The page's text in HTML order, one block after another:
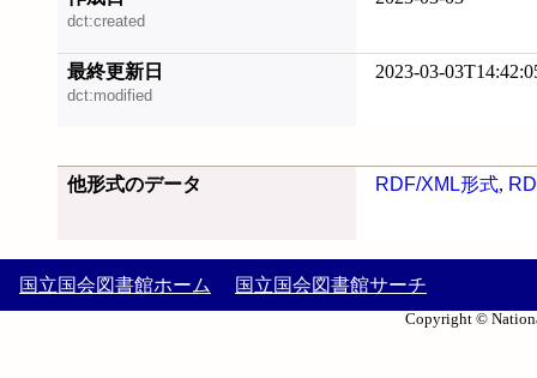
dct:created
最終更新日
dct:modified
2023-03-
他形式のデータ RDF/XML形式,
国立国会図書館ホーム 国立国会図書館サーチ
Copyright ©